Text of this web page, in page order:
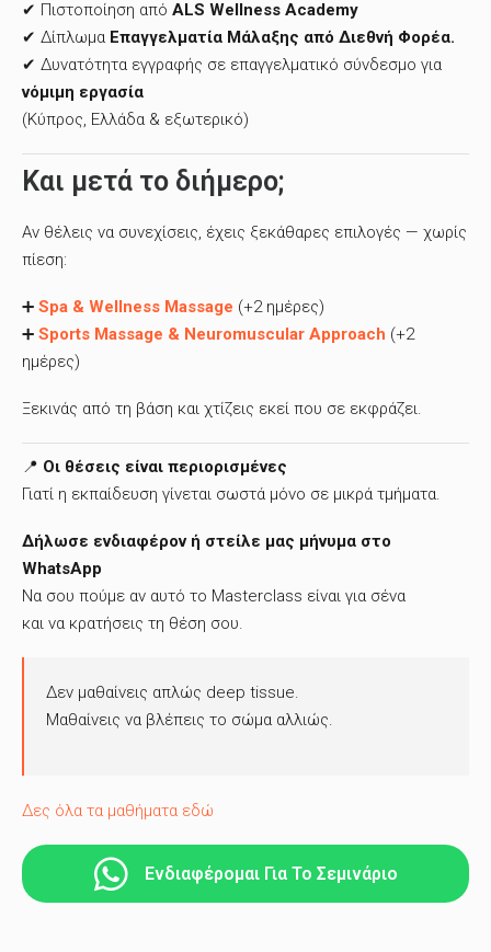
✔ Πιστοποίηση από ALS Wellness Academy
✔ Δίπλωμα Επαγγελματία Μάλαξης από Διεθνή Φορέα.
✔ Δυνατότητα εγγραφής σε επαγγελματικό σύνδεσμο για
νόμιμη εργασία
(Κύπρος, Ελλάδα & εξωτερικό)
Και μετά το διήμερο;
Αν θέλεις να συνεχίσεις, έχεις ξεκάθαρες επιλογές — χωρίς
πίεση:
➕ Spa & Wellness Massage (+2 ημέρες)
➕ Sports Massage & Neuromuscular Approach (+2
ημέρες)
Ξεκινάς από τη βάση και χτίζεις εκεί που σε εκφράζει.
📍 Οι θέσεις είναι περιορισμένες
Γιατί η εκπαίδευση γίνεται σωστά μόνο σε μικρά τμήματα.
Δήλωσε ενδιαφέρον ή στείλε μας μήνυμα στο
WhatsApp
Να σου πούμε αν αυτό το Masterclass είναι για σένα
και να κρατήσεις τη θέση σου.
Δεν μαθαίνεις απλώς deep tissue.
Μαθαίνεις να βλέπεις το σώμα αλλιώς.
Δες όλα τα μαθήματα εδώ
Ενδιαφέρομαι Για Το Σεμινάριο